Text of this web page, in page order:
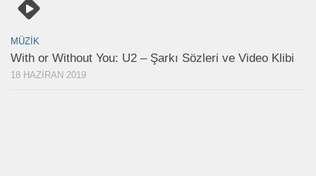
MÜZIK
With or Without You: U2 – Şarkı Sözleri ve Video Klibi
18 HAZIRAN 2019